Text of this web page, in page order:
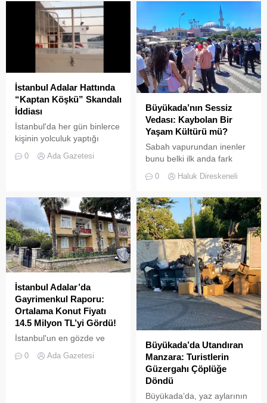
İstanbul Adalar Hattında
“Kaptan Köşkü” Skandalı
İddiası
İstanbul'da her gün binlerce
kişinin yolculuk yaptığı
görüntüler "bu kadarına da
0 Ada Gazetesi
Büyükada’nın Sessiz
Vedası: Kaybolan Bir
Yaşam Kültürü mü?
Sabah vapurundan inenler
bunu belki ilk anda fark
Büyükada’yı elli, altmış yıldır
ve adımları değişti
0 Haluk Direskeneli
İstanbul Adalar’da
Gayrimenkul Raporu:
Ortalama Konut Fiyatı
14.5 Milyon TL’yi Gördü!
İstanbul'un en gözde ve
olan Adalar ilçesinde,
0 Ada Gazetesi
Büyükada’da Utandıran
Manzara: Turistlerin
Güzergahı Çöplüğe
Döndü
Büyükada’da, yaz aylarının